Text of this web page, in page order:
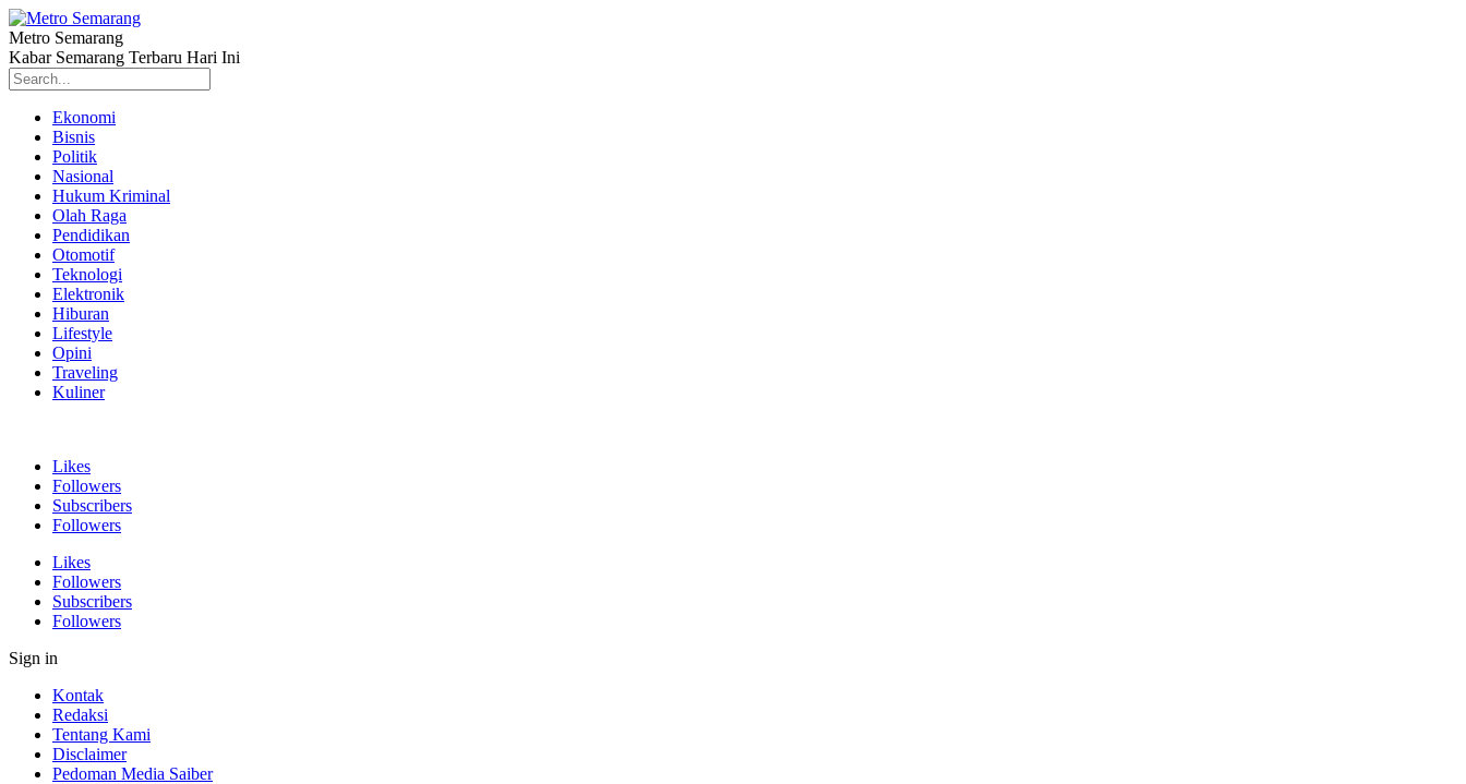
Metro Semarang
Kabar Semarang Terbaru Hari Ini
Ekonomi
Bisnis
Politik
Nasional
Hukum Kriminal
Olah Raga
Pendidikan
Otomotif
Teknologi
Elektronik
Hiburan
Lifestyle
Opini
Traveling
Kuliner
Likes
Followers
Subscribers
Followers
Likes
Followers
Subscribers
Followers
Sign in
Kontak
Redaksi
Tentang Kami
Disclaimer
Pedoman Media Saiber